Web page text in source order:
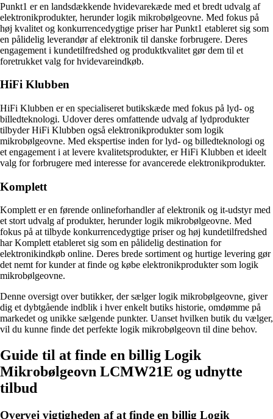
Punkt1 er en landsdækkende hvidevarekæde med et bredt udvalg af
elektronikprodukter, herunder logik mikrobølgeovne. Med fokus på
høj kvalitet og konkurrencedygtige priser har Punkt1 etableret sig som
en pålidelig leverandør af elektronik til danske forbrugere. Deres
engagement i kundetilfredshed og produktkvalitet gør dem til et
foretrukket valg for hvidevareindkøb.
HiFi Klubben
HiFi Klubben er en specialiseret butikskæde med fokus på lyd- og
billedteknologi. Udover deres omfattende udvalg af lydprodukter
tilbyder HiFi Klubben også elektronikprodukter som logik
mikrobølgeovne. Med ekspertise inden for lyd- og billedteknologi og
et engagement i at levere kvalitetsprodukter, er HiFi Klubben et ideelt
valg for forbrugere med interesse for avancerede elektronikprodukter.
Komplett
Komplett er en førende onlineforhandler af elektronik og it-udstyr med
et stort udvalg af produkter, herunder logik mikrobølgeovne. Med
fokus på at tilbyde konkurrencedygtige priser og høj kundetilfredshed
har Komplett etableret sig som en pålidelig destination for
elektronikindkøb online. Deres brede sortiment og hurtige levering gør
det nemt for kunder at finde og købe elektronikprodukter som logik
mikrobølgeovne.
Denne oversigt over butikker, der sælger logik mikrobølgeovne, giver
dig et dybtgående indblik i hver enkelt butiks historie, omdømme på
markedet og unikke sælgende punkter. Uanset hvilken butik du vælger,
vil du kunne finde det perfekte logik mikrobølgeovn til dine behov.
Guide til at finde en billig Logik
Mikrobølgeovn LCMW21E og udnytte
tilbud
Overvej vigtigheden af at finde en billig Logik